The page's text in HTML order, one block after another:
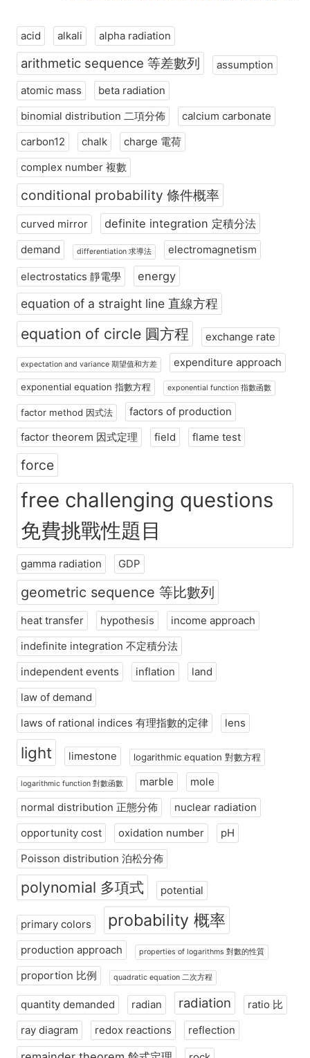
acid alkali alpha radiation
arithmetic sequence 等差數列
assumption
atomic mass
beta radiation
binomial distribution 二項分佈
calcium carbonate
carbon12
chalk
charge 電荷
complex number 複數
conditional probability 條件概率
curved mirror definite integration 定積分法
demand differentiation 求導法 electromagnetism
electrostatics 靜電學 energy
equation of a straight line 直線方程
equation of circle 圓方程 exchange rate
expectation and variance 期望值和方差 expenditure approach
exponential equation 指數方程 exponential function 指數函數
factor method 因式法
factors of production
factor theorem 因式定理
field flame test
force
free challenging questions
免費挑戰性題目
gamma radiation GDP
geometric sequence 等比數列
heat transfer hypothesis
income approach
indefinite integration 不定積分法
independent events
inflation
land
law of demand
laws of rational indices 有理指數的定律
lens
light limestone logarithmic equation 對數方程
logarithmic function 對數函數 marble
mole
normal distribution 正態分佈
nuclear radiation
opportunity cost
oxidation number
pH
Poisson distribution 泊松分佈
polynomial 多項式 potential
primary colors probability 概率
production approach properties of logarithms 對數的性質
proportion 比例 quadratic equation 二次方程
quantity demanded radian radiation
ratio 比
ray diagram
redox reactions reflection